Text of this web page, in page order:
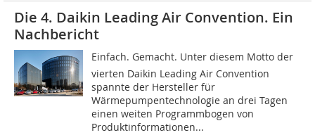
Die 4. Daikin Leading Air Convention. Ein
Nachbericht
Einfach. Gemacht. Unter diesem Motto der
vierten Daikin Leading Air Convention
spannte der Hersteller für
Wärmepumpentechnologie an drei Tagen
einen weiten Programmbogen von
Produktinformationen...